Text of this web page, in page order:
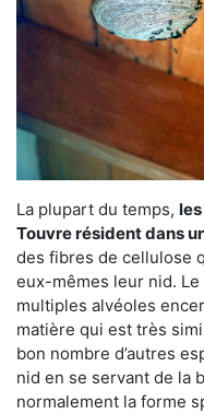
La plupart du temps,
Touvre résident dans
des fibres de cellulose
eux-mêmes leur nid.
multiples alvéoles
matière qui est très
bon nombre d’autres
nid en se servant de la
normalement la forme